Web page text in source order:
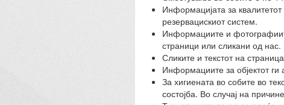
Информацијата за
резервацискиот систем.
Информациите и
страници или сликани од нас.
Сликите и текстот на
Информациите за објектот
За хигиената во собите во
состојба. Во случај на